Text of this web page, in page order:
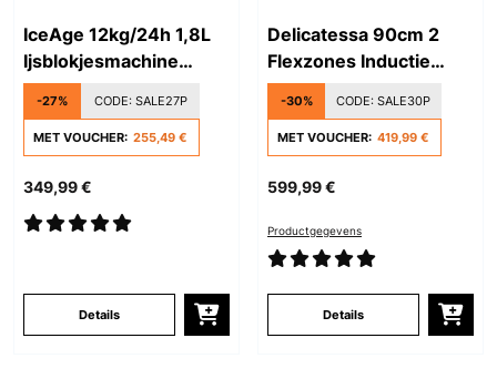
IceAge 12kg/24h 1,8L
Ijsblokjesmachine
Zilver
-27% CODE: SALE27P
MET VOUCHER: 255,49 €
349,99 €
Details
Delicatessa 90cm 2
Flexzones Inductie
Kookplaat 5 Pits Zwart
-30% CODE: SALE30P
MET VOUCHER: 419,99 €
599,99 €
Productgegevens
Details